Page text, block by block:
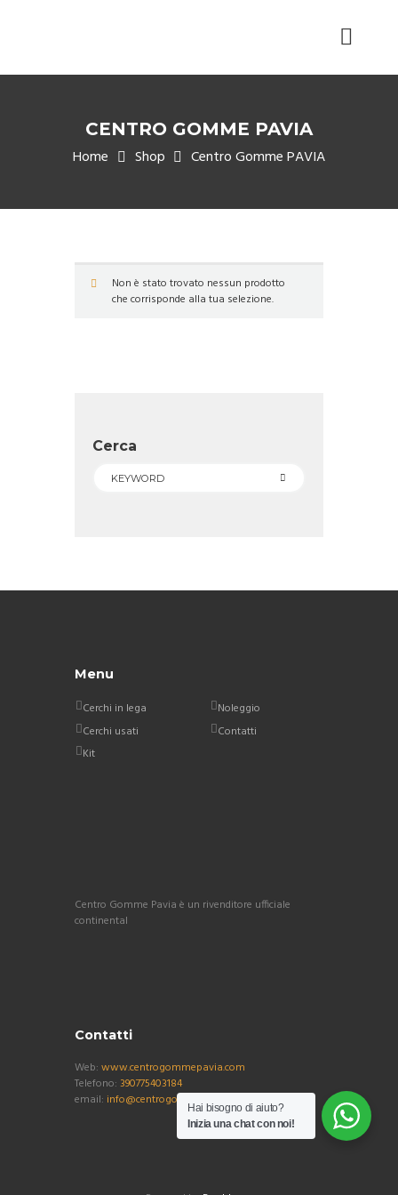
CENTRO GOMME PAVIA
Home Shop Centro Gomme PAVIA
Non è stato trovato nessun prodotto
che corrisponde alla tua selezione.
Cerca
Menu
Cerchi in lega
Cerchi usati
Kit
Noleggio
Contatti
Centro Gomme Pavia è un rivenditore ufficiale
continental
Contatti
Web: www.centrogommepavia.com
Telefono: 390775403184
email: info@centrogommepavia.com
Hai bisogno di aiuto?
Inizia una chat con noi!